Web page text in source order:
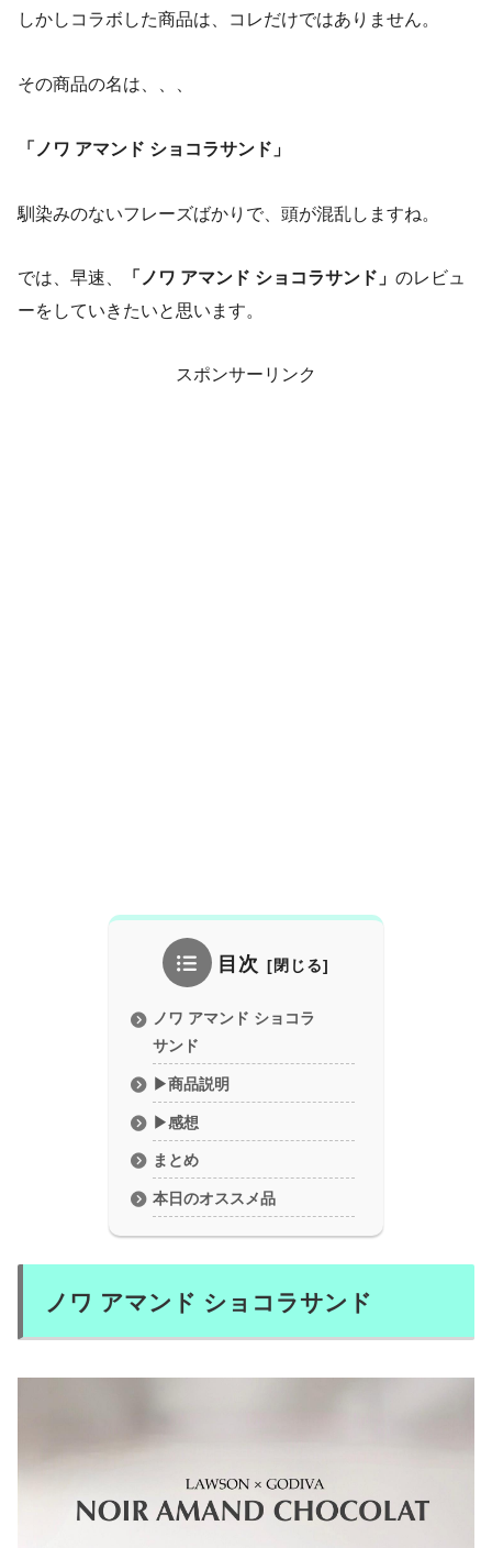
しかしコラボした商品は、コレだけではありません。
その商品の名は、、、
「ノワ アマンド ショコラサンド」
馴染みのないフレーズばかりで、頭が混乱しますね。
では、早速、 「ノワ アマンド ショコラサンド」 のレビュ
ーをしていきたいと思います。
スポンサーリンク
目次
ノワ アマンド ショコラ
サンド
▶商品説明
▶︎感想
まとめ
本日のオススメ品
ノワ アマンド ショコラサンド